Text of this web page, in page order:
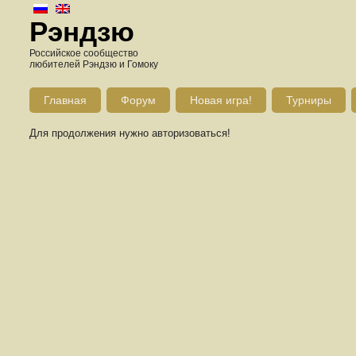
Рэндзю
Российское сообщество
любителей Рэндзю и Гомоку
Главная Форум Новая игра! Турниры
Для продолжения нужно авторизоваться!